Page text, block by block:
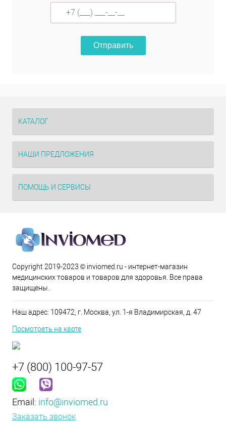
Отправить
КАТАЛОГ
НАШИ ПРЕДЛОЖЕНИЯ
ПОМОЩЬ И СЕРВИСЫ
Copyright 2019-2023 © inviomed.ru - интернет-магазин
медицинских товаров и товаров для здоровья. Все права
защищены.
Наш адрес: 109472, г. Москва, ул. 1-я Владимирская, д. 47
Посмотреть на карте
+7 (800) 100-97-57
Email: info@inviomed.ru
Заказать звонок